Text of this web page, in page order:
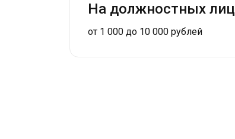
На должностных лиц
от 1 000 до 10 000 рублей